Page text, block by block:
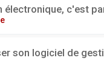
électronique, c'est
son logiciel de